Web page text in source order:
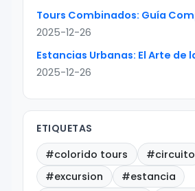
2025-12-26
2025-12-26
ETIQUETAS
#colorido tours
#circuito
#excursion
#estancia